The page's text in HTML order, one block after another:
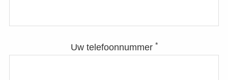
Uw telefoonnummer *